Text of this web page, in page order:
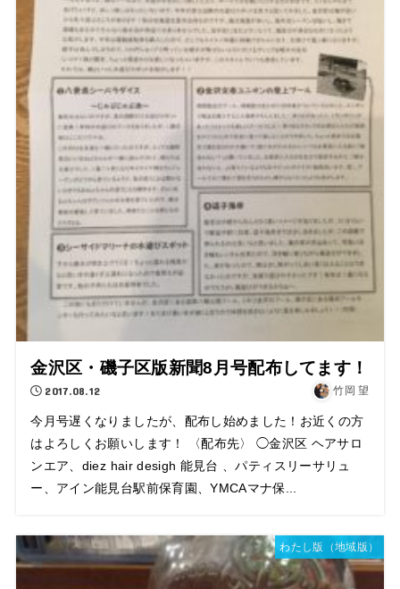
金沢区・磯子区版新聞8月号配布してます！
2017.08.12 竹岡 望
今月号遅くなりましたが、配布し始めました！お近くの方
はよろしくお願いします！ 〈配布先〉 ◯金沢区 ヘアサロ
ンエア、diez hair desigh 能見台 、パティスリーサリュ
ー、アイン能見台駅前保育園、YMCAマナ保...
わたし版（地域版）